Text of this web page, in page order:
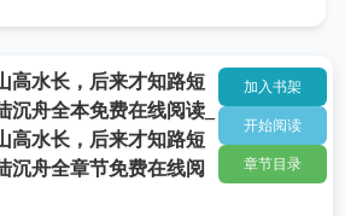
高水长，后来才知路短
沉舟全本免费在线阅读_
高水长，后来才知路短
沉舟全章节免费在线阅
加入书架
开始阅读
章节目录